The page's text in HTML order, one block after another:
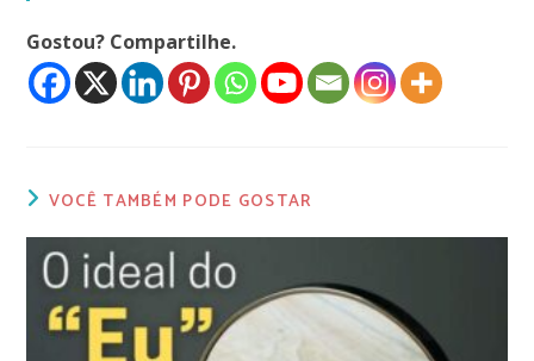
Gostou? Compartilhe.
VOCÊ TAMBÉM PODE GOSTAR